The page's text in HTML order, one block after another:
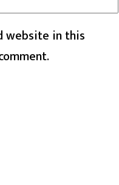
website in this